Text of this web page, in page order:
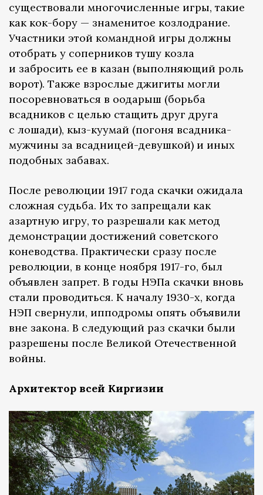
существовали многочисленные игры, такие
как кок-бору — знаменитое козлодрание.
Участники этой командной игры должны
отобрать у соперников тушу козла
и забросить ее в казан (выполняющий роль
ворот). Также взрослые джигиты могли
посоревноваться в оодарыш (борьба
всадников с целью стащить друг друга
с лошади), кыз-куумай (погоня всадника-
мужчины за всадницей-девушкой) и иных
подобных забавах.
После революции 1917 года скачки ожидала
сложная судьба. Их то запрещали как
азартную игру, то разрешали как метод
демонстрации достижений советского
коневодства. Практически сразу после
революции, в конце ноября 1917-го, был
объявлен запрет. В годы НЭПа скачки вновь
стали проводиться. К началу 1930-х, когда
НЭП свернули, ипподромы опять объявили
вне закона. В следующий раз скачки были
разрешены после Великой Отечественной
войны.
Архитектор всей Киргизии